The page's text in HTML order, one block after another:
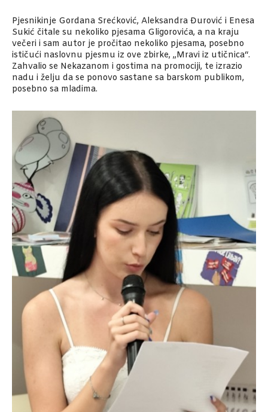
Pjesnikinje Gordana Srećković, Aleksandra Đurović i Enesa
Sukić čitale su nekoliko pjesama Gligorovića, a na kraju
večeri i sam autor je pročitao nekoliko pjesama, posebno
ističući naslovnu pjesmu iz ove zbirke, „Mravi iz utičnica“.
Zahvalio se Nekazanom i gostima na promociji, te izrazio
nadu i želju da se ponovo sastane sa barskom publikom,
posebno sa mladima.